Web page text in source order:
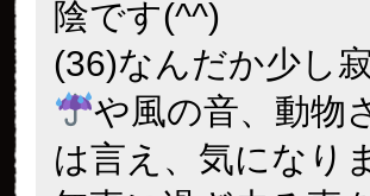
2017年 10月 23日
雨にも負けず、風
m(__)m